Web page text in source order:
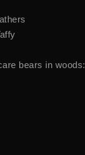
bears in woods: